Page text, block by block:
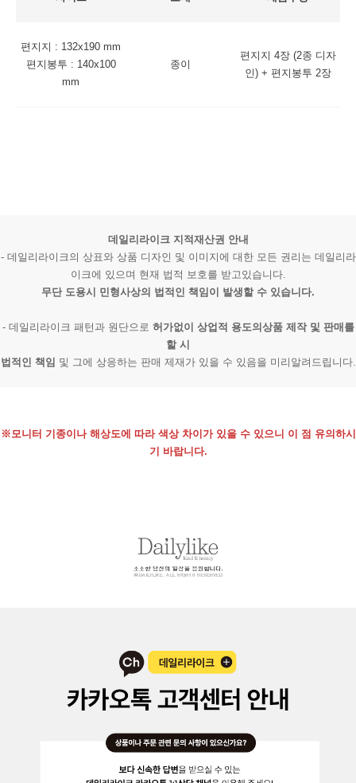
편지지 : 132x190 mm
편지봉투 : 140x100
mm
종이
편지지 4장 (2종 디자
인) + 편지봉투 2장
데일리라이크 지적재산권 안내
- 데일리라이크의 상표와 상품 디자인 및 이미지에 대한 모든 권리는 데일리라
이크에 있으며 현재 법적 보호를 받고있습니다.
무단 도용시 민형사상의 법적인 책임이 발생할 수 있습니다.
- 데일리라이크 패턴과 원단으로 허가없이 상업적 용도의상품 제작 및 판매를
할 시
법적인 책임 및 그에 상응하는 판매 제재가 있을 수 있음을 미리알려드립니다.
※모니터 기종이나 해상도에 따라 색상 차이가 있을 수 있으니 이 점 유의하시
기 바랍니다.